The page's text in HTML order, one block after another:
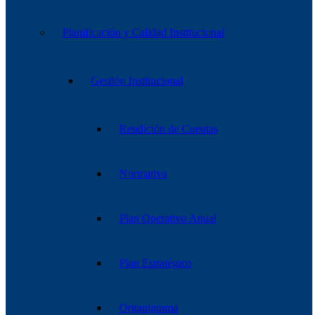
Planificación y Calidad Institucional
Gestión Institucional
Rendición de Cuentas
Normativa
Plan Operativo Anual
Plan Estratégico
Organigrama